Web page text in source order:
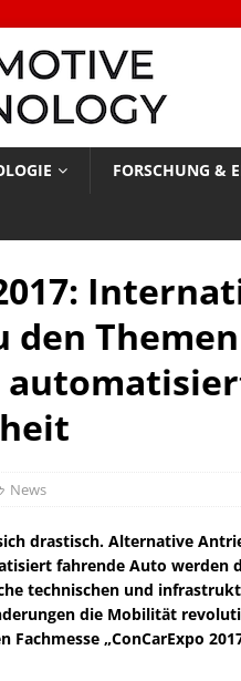
FORSCHUNG &
den Themen
News
drastisch. Alternative
fahrende Auto werden
technischen und
die Mobilität
„ConCarExpo